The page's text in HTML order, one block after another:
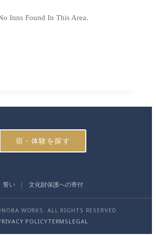
Inns Found In This Area.
宿・体験を探す
誓い 文化財保護への寄付
WORKS. ALL RIGHTS RESERVED.
POLICYTERMS LEGAL